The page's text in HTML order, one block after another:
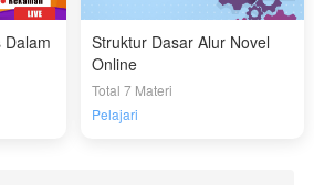
Dalam
Struktur Dasar Alur Novel
Online
Total 7 Materi
Pelajari